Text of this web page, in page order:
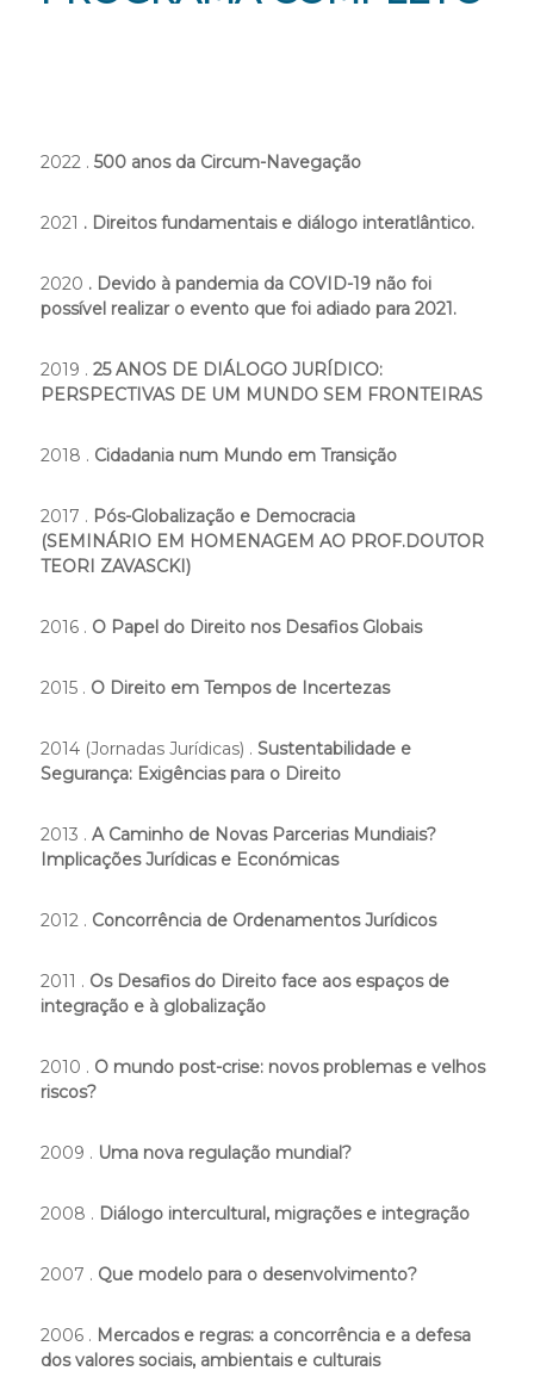
2022 . 500 anos da Circum-Navegação
2021 . Direitos fundamentais e diálogo interatlântico.
2020 . Devido à pandemia da COVID-19 não foi
possível realizar o evento que foi adiado para 2021.
2019 . 25 ANOS DE DIÁLOGO JURÍDICO:
PERSPECTIVAS DE UM MUNDO SEM FRONTEIRAS
2018 . Cidadania num Mundo em Transição
2017 . Pós-Globalização e Democracia
(SEMINÁRIO EM HOMENAGEM AO PROF.DOUTOR
TEORI ZAVASCKI)
2016 . O Papel do Direito nos Desafios Globais
2015 . O Direito em Tempos de Incertezas
2014 (Jornadas Jurídicas) . Sustentabilidade e
Segurança: Exigências para o Direito
2013 . A Caminho de Novas Parcerias Mundiais?
Implicações Jurídicas e Económicas
2012 . Concorrência de Ordenamentos Jurídicos
2011 . Os Desafios do Direito face aos espaços de
integração e à globalização
2010 . O mundo post-crise: novos problemas e velhos
riscos?
2009 . Uma nova regulação mundial?
2008 . Diálogo intercultural, migrações e integração
2007 . Que modelo para o desenvolvimento?
2006 . Mercados e regras: a concorrência e a defesa
dos valores sociais, ambientais e culturais